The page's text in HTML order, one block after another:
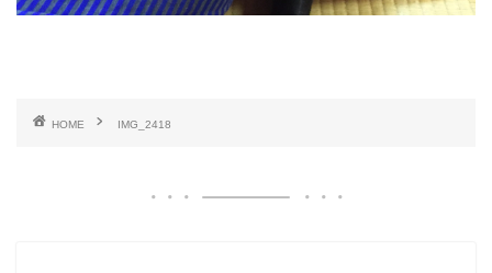
HOME IMG_2418